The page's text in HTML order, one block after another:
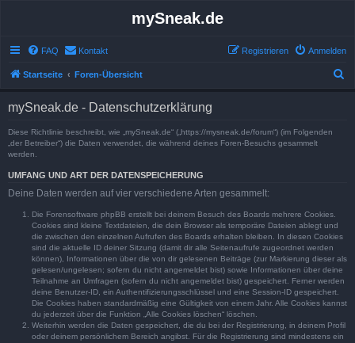
mySneak.de
FAQ Kontakt Anmelden
Registrieren
Startseite Foren-Übersicht
mySneak.de - Datenschutzerklärung
Diese Richtlinie beschreibt, wie „mySneak.de“ („https://mysneak.de/forum“) (im Folgenden
„der Betreiber“) die Daten verwendet, die während deines Foren-Besuchs gesammelt
werden.
UMFANG UND ART DER DATENSPEICHERUNG
Deine Daten werden auf vier verschiedene Arten gesammelt:
Die Forensoftware phpBB erstellt bei deinem Besuch des Boards mehrere Cookies.
Cookies sind kleine Textdateien, die dein Browser als temporäre Dateien ablegt und
die zwischen den einzelnen Aufrufen des Boards erhalten bleiben. In diesen Cookies
sind die aktuelle ID deiner Sitzung (damit dir alle Seitenaufrufe zugeordnet werden
können), Informationen über die von dir gelesenen Beiträge (zur Markierung dieser als
gelesen/ungelesen; sofern du nicht angemeldet bist) sowie Informationen über deine
Teilnahme an Umfragen (sofern du nicht angemeldet bist) gespeichert. Ferner werden
deine Benutzer-ID, ein Authentifizierungsschlüssel und eine Session-ID gespeichert.
Die Cookies haben standardmäßig eine Gültigkeit von einem Jahr. Alle Cookies kannst
du jederzeit über die Funktion „Alle Cookies löschen“ löschen.
Weiterhin werden die Daten gespeichert, die du bei der Registrierung, in deinem Profil
oder deinem persönlichem Bereich angibst. Für die Registrierung sind mindestens ein